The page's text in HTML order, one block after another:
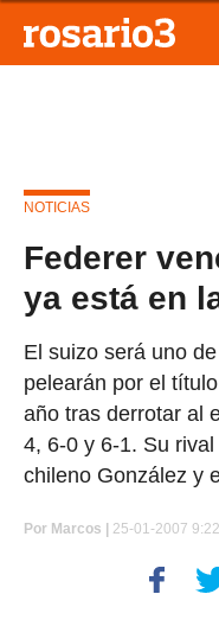
NOTICIAS
Federer
ya está en
El suizo será uno
pelearán por el
año tras derrotar al
4, 6-0 y 6-1. Su
chileno González y
Por Marcos | 25-01-2007 9:22